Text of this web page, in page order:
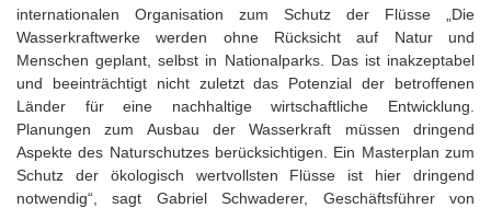
internationalen Organisation zum Schutz der Flüsse „Die
Wasserkraftwerke werden ohne Rücksicht auf Natur und
Menschen geplant, selbst in Nationalparks. Das ist inakzeptabel
und beeinträchtigt nicht zuletzt das Potenzial der betroffenen
Länder für eine nachhaltige wirtschaftliche Entwicklung.
Planungen zum Ausbau der Wasserkraft müssen dringend
Aspekte des Naturschutzes berücksichtigen. Ein Masterplan zum
Schutz der ökologisch wertvollsten Flüsse ist hier dringend
notwendig“, sagt Gabriel Schwaderer, Geschäftsführer von